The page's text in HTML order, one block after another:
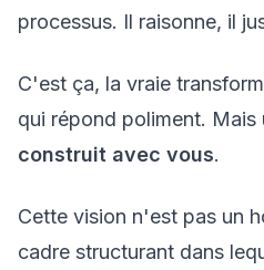
processus. Il raisonne, il
C'est ça, la vraie
qui répond poliment. Mais
construit avec vous.
Cette vision n'est pas un
cadre structurant dans